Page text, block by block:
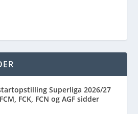
Superliga 2026/27
FCK, FCN og AGF sidder